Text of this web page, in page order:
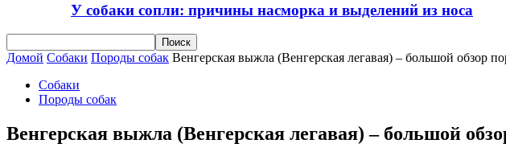
У собаки сопли: причины насморка и выделений из носа
Домой Собаки Породы собак Венгерская выжла (Венгерская легавая) – большой обзор
Собаки
Породы собак
Венгерская выжла (Венгерская легавая) – большой